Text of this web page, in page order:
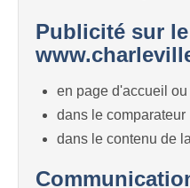
Publicité sur
en page d'accueil
dans le comparateur
dans le contenu de